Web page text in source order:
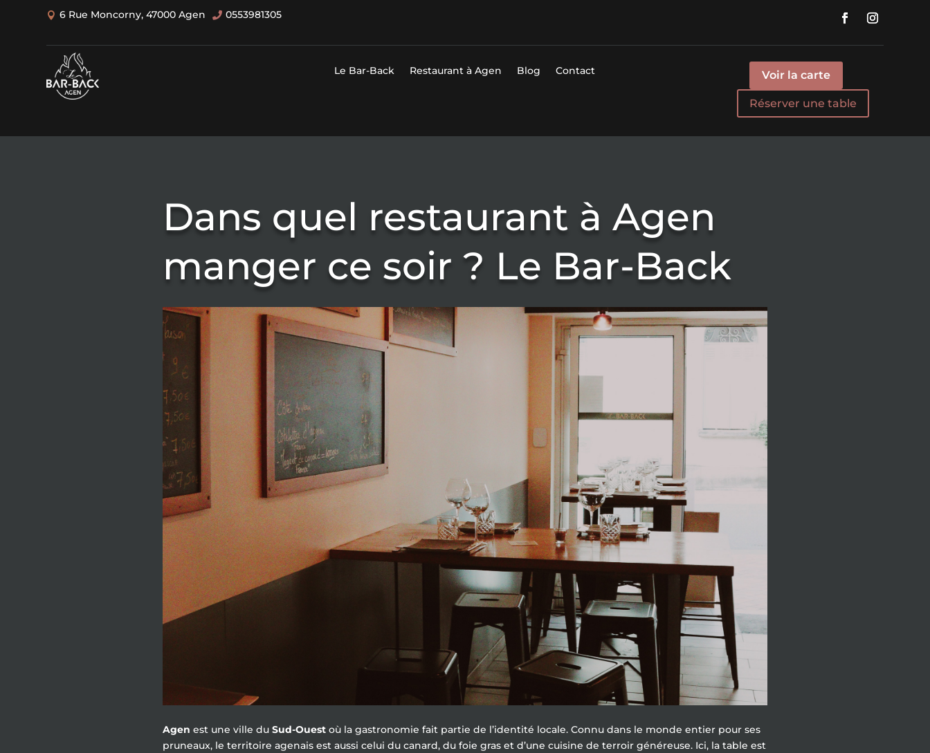
 6 Rue Moncorny, 47000 Agen  0553981305
Le Bar-Back Restaurant à Agen Blog Contact Voir la carte
Réserver une table
Dans quel restaurant à Agen
manger ce soir ? Le Bar-Back
Agen est une ville duSud-Ouestoù la gastronomie fait partie de l’identité locale. Connu dans le monde entier pour ses
pruneaux, le territoire agenais est aussi celui du canard, du foie gras et d’une cuisine de terroir généreuse. Ici, la table est